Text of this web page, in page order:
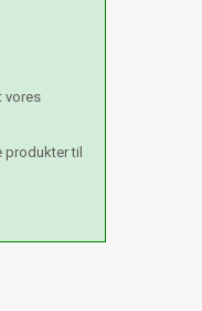
vores
til